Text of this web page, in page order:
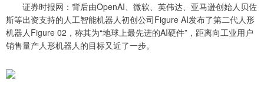
证券时报网：背后由OpenAI、微软、英伟达、亚马逊创始人贝佐
斯等出资支持的人工智能机器人初创公司Figure AI发布了第二代人形
机器人Figure 02，称其为“地球上最先进的AI硬件”，距离向工业用户
销售量产人形机器人的目标又近了一步。